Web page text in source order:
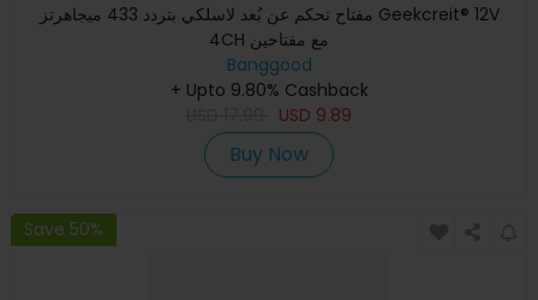
مفتاح تحكم عن بُعد لاسلكي بتردد 433 ميجاهرتز Geekcreit® 12V
4CH مع مفتاحين
Banggood
+ Upto 9.80% Cashback
USD 9.89
Buy Now
Save 50%